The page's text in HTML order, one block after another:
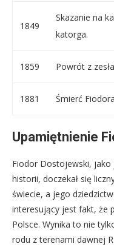
1849
Skazanie na
katorga.
1859 Powrót z
1881 Śmierć
Upamiętnienie
Fiodor Dostojewski, jako
historii, doczekał się
świecie, a jego
interesujący jest fakt, że
Polsce. Wynika to nie
rodu z terenami dawnej